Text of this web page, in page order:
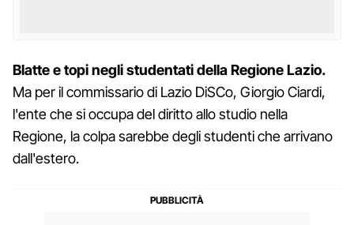
Blatte e topi negli studentati della Regione Lazio.
Ma per il commissario di Lazio DiSCo, Giorgio Ciardi,
l'ente che si occupa del diritto allo studio nella
Regione, la colpa sarebbe degli studenti che arrivano
dall'estero.